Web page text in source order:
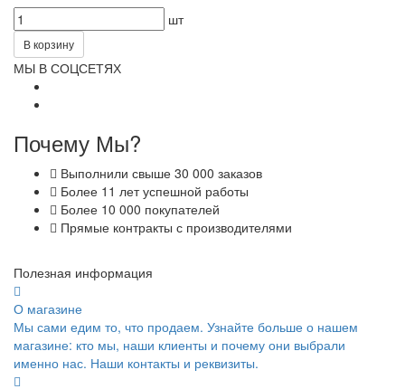
шт
В корзину
МЫ В СОЦСЕТЯХ
Почему Мы?
Выполнили свыше 30 000 заказов
Более 11 лет успешной работы
Более 10 000 покупателей
Прямые контракты с производителями
Полезная информация
О магазине
Мы сами едим то, что продаем. Узнайте больше о нашем
магазине: кто мы, наши клиенты и почему они выбрали
именно нас. Наши контакты и реквизиты.